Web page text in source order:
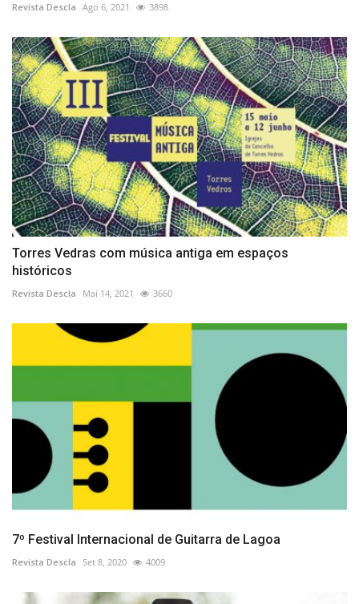
Revista Descla Ago 6, 2021 3898
Torres Vedras com música antiga em espaços
históricos
Revista Descla Mai 14, 2021 3660
7º Festival Internacional de Guitarra de Lagoa
Revista Descla Set 8, 2020 4009